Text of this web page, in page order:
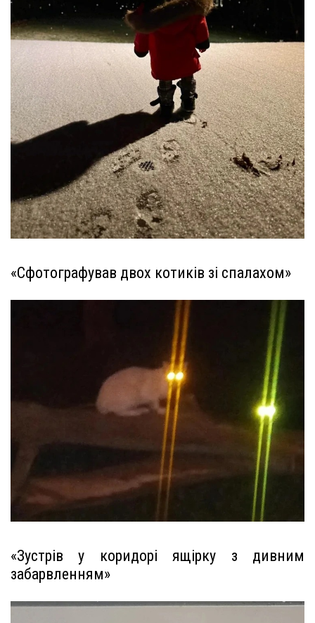
«Сфотографував двох котиків зі спалахом»
«Зустрів у коридорі ящірку з дивним
забарвленням»